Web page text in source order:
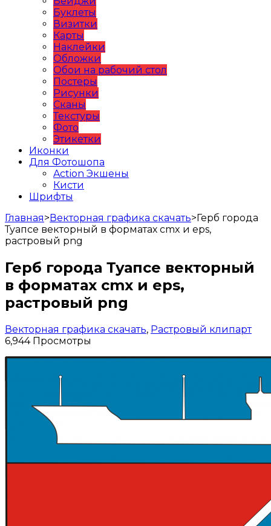
Буклеты
Визитки
Карты
Наклейки
Обложки
Обои на рабочий стол
Постеры
Рисунки
Сканы
Текстуры
Фото
Этикетки
Иконки
Для Фотошопа
Action Экшены
Кисти
Шрифты
Главная>Векторная графика скачать>Герб города
Туапсе векторный в форматах cmx и eps,
растровый png
Герб города Туапсе векторный
в форматах cmx и eps,
растровый png
Векторная графика скачать, Растровый клипарт
6,944 Просмотры